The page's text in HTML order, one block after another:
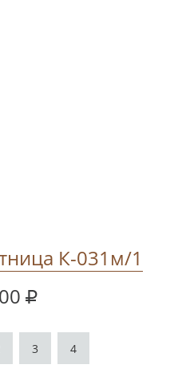
К-031м/1
3 4